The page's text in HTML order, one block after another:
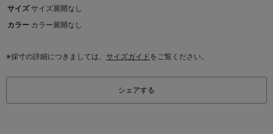
サイズ サイズ展開なし
カラー カラー展開なし
※採寸の詳細につきましては、 サイズガイドをご覧ください。
シェアする